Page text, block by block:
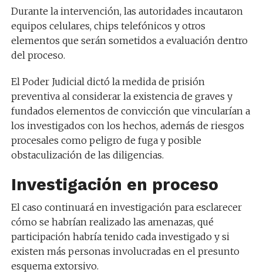
Durante la intervención, las autoridades incautaron
equipos celulares, chips telefónicos y otros
elementos que serán sometidos a evaluación dentro
del proceso.
El Poder Judicial dictó la medida de prisión
preventiva al considerar la existencia de graves y
fundados elementos de convicción que vincularían a
los investigados con los hechos, además de riesgos
procesales como peligro de fuga y posible
obstaculización de las diligencias.
Investigación en proceso
El caso continuará en investigación para esclarecer
cómo se habrían realizado las amenazas, qué
participación habría tenido cada investigado y si
existen más personas involucradas en el presunto
esquema extorsivo.